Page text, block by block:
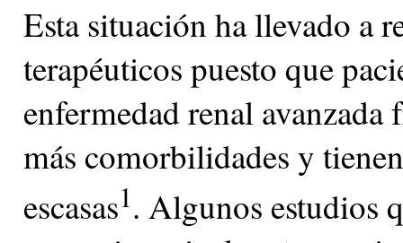
Esta situación ha llevado a
terapéuticos puesto que
enfermedad renal avanzada
más comorbilidades y
escasas1. Algunos estudios